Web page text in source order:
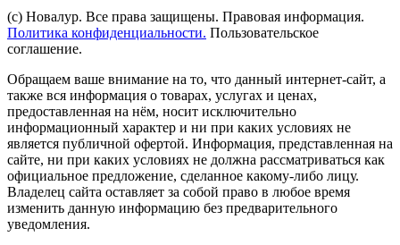
(с) Новалур. Все права защищены. Правовая информация.
Политика конфиденциальности. Пользовательское
соглашение.
Обращаем ваше внимание на то, что данный интернет-сайт, а
также вся информация о товарах, услугах и ценах,
предоставленная на нём, носит исключительно
информационный характер и ни при каких условиях не
является публичной офертой. Информация, представленная на
сайте, ни при каких условиях не должна рассматриваться как
официальное предложение, сделанное какому-либо лицу.
Владелец сайта оставляет за собой право в любое время
изменить данную информацию без предварительного
уведомления.